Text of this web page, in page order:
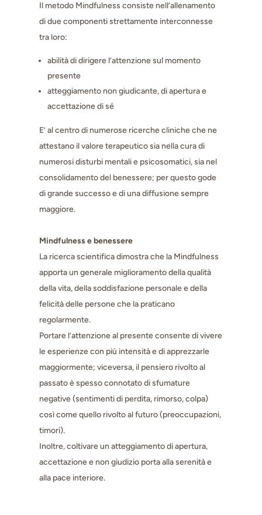
Il metodo Mindfulness consiste nell’allenamento
di due componenti strettamente interconnesse
tra loro:
abilità di dirigere l’attenzione sul momento
presente
atteggiamento non giudicante, di apertura e
accettazione di sé
E’ al centro di numerose ricerche cliniche che ne
attestano il valore terapeutico sia nella cura di
numerosi disturbi mentali e psicosomatici, sia nel
consolidamento del benessere; per questo gode
di grande successo e di una diffusione sempre
maggiore.
Mindfulness e benessere
La ricerca scientifica dimostra che la Mindfulness
apporta un generale miglioramento della qualità
della vita, della soddisfazione personale e della
felicità delle persone che la praticano
regolarmente.
Portare l’attenzione al presente consente di vivere
le esperienze con più intensità e di apprezzarle
maggiormente; viceversa, il pensiero rivolto al
passato è spesso connotato di sfumature
negative (sentimenti di perdita, rimorso, colpa)
così come quello rivolto al futuro (preoccupazioni,
timori).
Inoltre, coltivare un atteggiamento di apertura,
accettazione e non giudizio porta alla serenità e
alla pace interiore.